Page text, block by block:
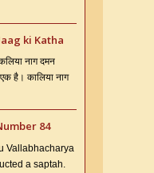
ki Katha
नाग दमन
है। कालिया नाग
84
Vallabhacharya
a saptah.